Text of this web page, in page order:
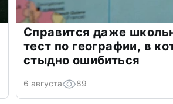
Справится даже
тест по географии, в
стыдно ошибиться
6 августа 89